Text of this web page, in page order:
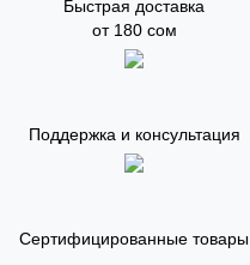
Быстрая доставка
от 180 сом
Поддержка и консультация
Сертифицированные товары